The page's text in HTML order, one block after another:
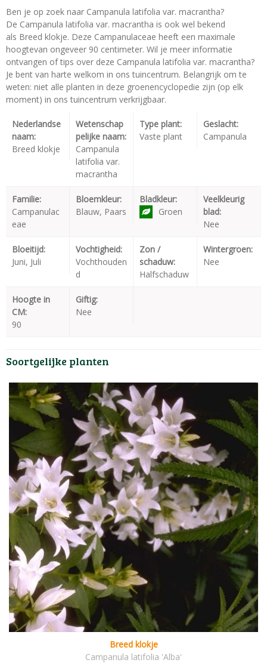
Ben je op zoek naar Campanula latifolia var. macrantha?
De Campanula latifolia var. macrantha is ook wel bekend
als Breed klokje. Deze Campanulaceae heeft een maximale
hoogtevan ongeveer 90 centimeter. Wil je meer informatie
ontvangen of tips over deze Campanula latifolia var. macrantha?
Je bent van harte welkom in ons tuincentrum. Belangrijk om te
weten: niet alle planten in deze groenencyclopedie zijn (op elk
moment) in ons tuincentrum verkrijgbaar.
Nederlandse
naam:
Breed klokje
Wetenschap
pelijke naam:
Campanula
latifolia var.
macrantha
Type plant:
Vaste plant
Geslacht:
Campanula
Familie:
Campanulac
eae
Bloemkleur:
Blauw, Paars
Bladkleur:
Groen
Veelkleurig
blad:
Nee
Bloeitijd:
Juni, Juli
Vochtigheid:
Vochthouden
d
Zon /
schaduw:
Halfschaduw
Wintergroen:
Nee
Hoogte in
CM:
90
Giftig:
Nee
Soortgelijke planten
Breed klokje
Campanula latifolia 'Alba'